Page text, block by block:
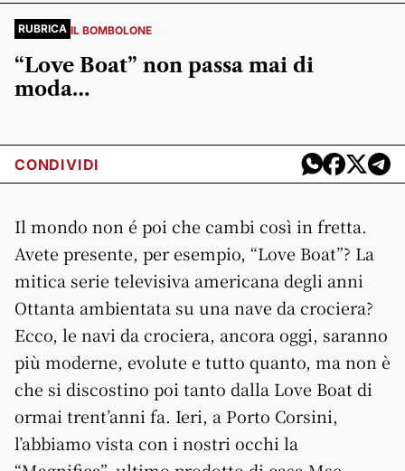
RUBRICA IL BOMBOLONE
“Love Boat” non passa mai di
moda…
CONDIVIDI
Il mondo non é poi che cambi così in fretta.
Avete presente, per esempio, “Love Boat”? La
mitica serie televisiva americana degli anni
Ottanta ambientata su una nave da crociera?
Ecco, le navi da crociera, ancora oggi, saranno
più moderne, evolute e tutto quanto, ma non è
che si discostino poi tanto dalla Love Boat di
ormai trent’anni fa. Ieri, a Porto Corsini,
l’abbiamo vista con i nostri occhi la